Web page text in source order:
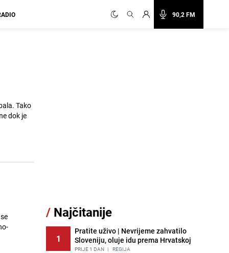
90,2 FM
Tako
dok je
/ Najčitanije
1
Pratite uživo | Nevrijeme zahvatilo
Sloveniju, oluje idu prema Hrvatskoj
PRIJE 1 DAN | REGIJA